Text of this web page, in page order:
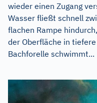
wieder einen Zugang
Wasser fließt schnell
flachen Rampe
der Oberfläche in
Bachforelle schwimmt...